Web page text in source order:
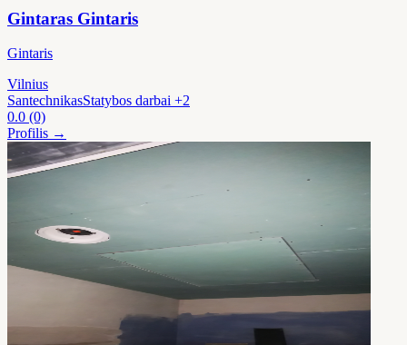
Gintaras Gintaris
Gintaris
Vilnius
SantechnikasStatybos darbai +2
0.0 (0)
Profilis →